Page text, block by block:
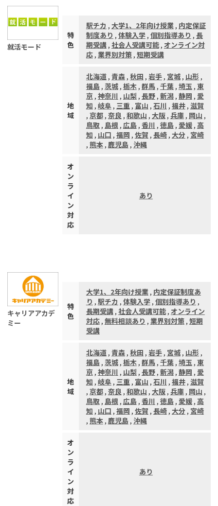
就活モード
特
色
駅チカ , 大学1、2年向け授業, 内定保証
制度あり , 体験入学, 個別指導あり , 長
期受講, 社会人受講可能, オンライン対
応, 業界別対策, 短期受講
地
域
北海道, 青森, 秋田 , 岩手, 宮城, 山形 ,
福島, 茨城, 栃木, 群馬, 千葉, 埼玉, 東
京, 神奈川 , 山梨, 長野, 新潟, 静岡 , 愛
知 , 岐阜, 三重, 富山 , 石川 , 福井, 滋賀
, 京都, 奈良 , 和歌山 , 大阪, 兵庫, 岡山 ,
鳥取, 島根, 広島, 香川 , 徳島, 愛媛, 高
知 , 山口 , 福岡 , 佐賀 , 長崎, 大分, 宮崎
, 熊本, 鹿児島, 沖縄
オ
ン
ラ
イ
ン
対
応
あり
キャリアアカデ
ミー
特
色
大学1、2年向け授業, 内定保証制度あ
り , 駅チカ , 体験入学, 個別指導あり ,
長期受講, 社会人受講可能, オンライン
対応, 無料相談あり , 業界別対策, 短期
受講
地
域
北海道, 青森, 秋田 , 岩手, 宮城, 山形 ,
福島, 茨城, 栃木, 群馬, 千葉, 埼玉 , 東
京 , 神奈川 , 山梨, 長野, 新潟, 静岡 , 愛
知 , 岐阜, 三重, 富山 , 石川 , 福井, 滋賀
, 京都, 奈良 , 和歌山 , 大阪, 兵庫, 岡山 ,
鳥取 , 島根, 広島, 香川 , 徳島, 愛媛, 高
知 , 山口 , 福岡 , 佐賀 , 長崎, 大分, 宮崎
, 熊本, 鹿児島, 沖縄
オ
ン
ラ
イ
ン
対
応
あり